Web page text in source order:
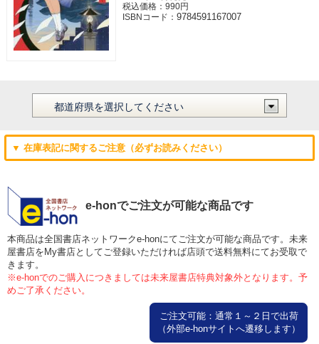
税込価格：990円
ISBNコード：9784591167007
▼ 在庫表記に関するご注意（必ずお読みください）
e-honでご注文が可能な商品です
本商品は全国書店ネットワークe-honにてご注文が可能な商品です。未来
屋書店をMy書店としてご登録いただければ店頭で送料無料にてお受取で
きます。
※e-honでのご購入につきましては未来屋書店特典対象外となります。予
めご了承ください。
ご注文可能：通常１～２日で出荷
（外部e-honサイトへ遷移します）